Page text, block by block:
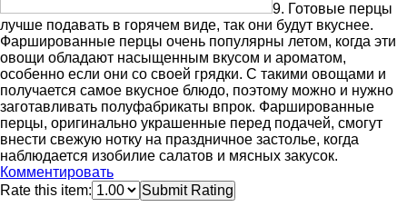
9. Готовые перцы
лучше подавать в горячем виде, так они будут вкуснее.
Фаршированные перцы очень популярны летом, когда эти
овощи обладают насыщенным вкусом и ароматом,
особенно если они со своей грядки. С такими овощами и
получается самое вкусное блюдо, поэтому можно и нужно
заготавливать полуфабрикаты впрок. Фаршированные
перцы, оригинально украшенные перед подачей, смогут
внести свежую нотку на праздничное застолье, когда
наблюдается изобилие салатов и мясных закусок.
Комментировать
Rate this item:
Submit Rating